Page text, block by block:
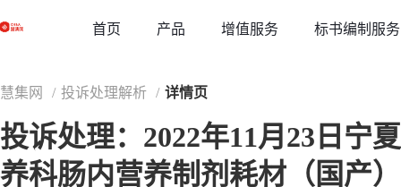
首页 产品 增值服务 标书编制服务
慧集网 / 投诉处理解析 / 详情页
投诉处理：2022年11月23日宁
养科肠内营养制剂耗材（国产